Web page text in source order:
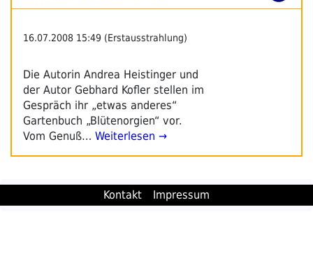
16.07.2008 15:49 (Erstausstrahlung)
Die Autorin Andrea Heistinger und
der Autor Gebhard Kofler stellen im
Gespräch ihr „etwas anderes“
Gartenbuch „Blütenorgien“ vor.
Vom Genuß… Weiterlesen →
Kontakt Impressum